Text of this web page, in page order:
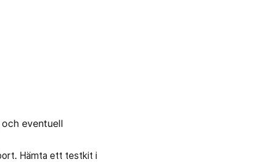
eventuell
Hämta ett testkit i